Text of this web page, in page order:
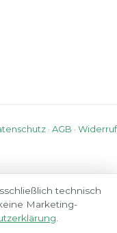
· AGB · Widerruf
technisch
Marketing-